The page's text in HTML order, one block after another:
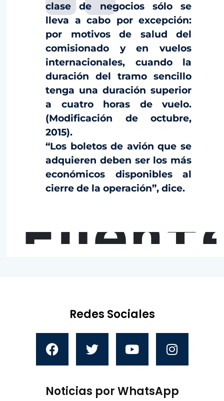
clase de negocios sólo se
lleva a cabo por excepción:
por motivos de salud del
comisionado y en vuelos
internacionales, cuando la
duración del tramo sencillo
tenga una duración superior
a cuatro horas de vuelo.
(Modificación de octubre,
2015).
“Los boletos de avión que se
adquieren deben ser los más
económicos disponibles al
cierre de la operación”, dice.
Redes Sociales
Noticias por WhatsApp